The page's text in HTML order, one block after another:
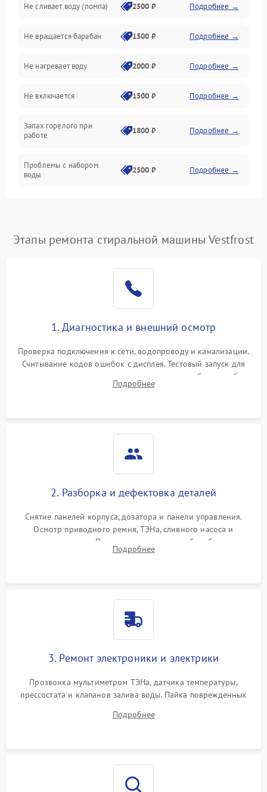
Водоснабжение
Слив
Программное обеспечение
Не сливает воду (помпа) 2500 ₽ Подробнее →
Не вращается барабан 1500 ₽ Подробнее →
Не нагревает воду 2000 ₽ Подробнее →
Не включается 1500 ₽ Подробнее →
Запах горелого при
работе
1800 ₽ Подробнее →
Проблемы с набором
воды
2500 ₽ Подробнее →
2200 ₽ Подробнее →
Этапы ремонта стиральной машины Vestfrost
1. Диагностика и внешний осмотр
Проверка подключения к сети, водопроводу и канализации.
Считывание кодов ошибок с дисплея. Тестовый запуск для
выявления посторонних шумов, протечек или сбоев в работе
электронного модуля управления.
Подробнее
2. Разборка и дефектовка деталей
Снятие панелей корпуса, дозатора и панели управления.
Осмотр приводного ремня, ТЭНа, сливного насоса и
амортизаторов. Проверка подшипников барабана и
крестовины на износ, а манжеты люка на разрывы.
Подробнее
3. Ремонт электроники и электрики
Прозвонка мультиметром ТЭНа, датчика температуры,
прессостата и клапанов залива воды. Пайка поврежденных
Восстановление целостности проводки и контактов.
Подробнее